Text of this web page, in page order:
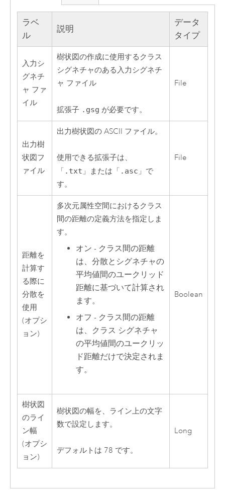
ラベ
ル
説明
データ
タイプ
入力シ
グネチ
ャ ファ
イル
樹状図の作成に使用するクラス
シグネチャのある入力シグネチ
ャ ファイル
拡張子 .gsg が必要です。
File
出力樹
状図フ
ァイル
出力樹状図の ASCII ファイル。
使用できる拡張子は、
「 .txt」または「 .asc」で
す。
File
距離を
計算す
る際に
分散を
使用
(オプシ
ョン)
多次元属性空間におけるクラス
間の距離の定義方法を指定しま
す。
オン - クラス間の距離
は、分散とシグネチャの
平均値間のユークリッド
距離に基づいて計算され
ます。
オフ - クラス間の距離
は、クラス シグネチャ
の平均値間のユークリッ
ド距離だけで決定されま
す。
Boolean
樹状図
のライ
ン幅
(オプシ
ョン)
樹状図の幅を、ライン上の文字
数で設定します。
デフォルトは 78 です。
Long